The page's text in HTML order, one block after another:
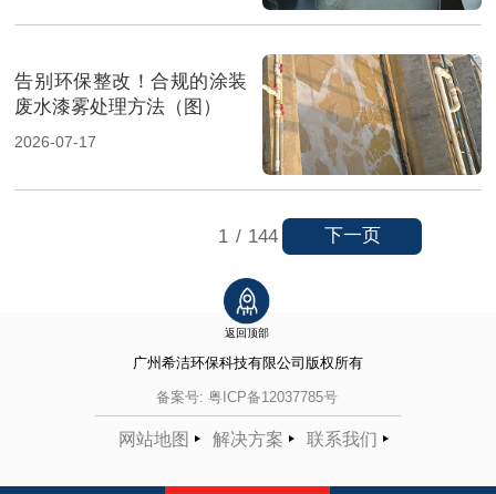
告别环保整改！合规的涂装
废水漆雾处理方法（图）
2026-07-17
1 / 144 下一页
返回顶部
广州希洁环保科技有限公司 版权所有
备案号: 粤ICP备12037785号
网站地图 解决方案 联系我们